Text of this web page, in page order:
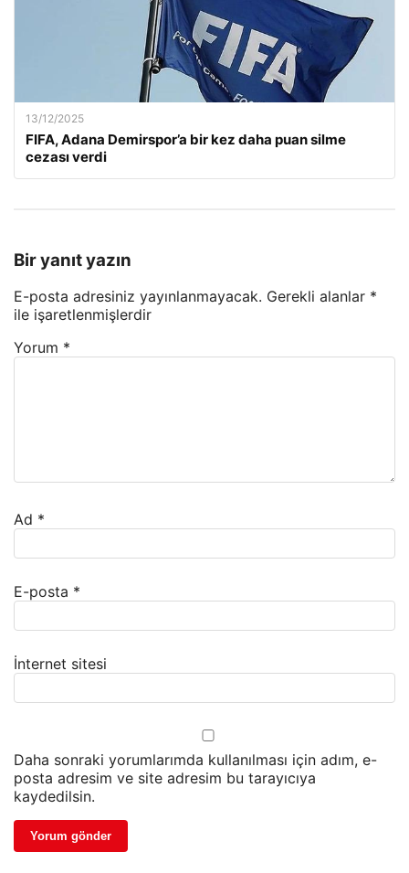
13/12/2025
FIFA, Adana Demirspor’a bir kez daha puan silme
cezası verdi
Bir yanıt yazın
E-posta adresiniz yayınlanmayacak. Gerekli alanlar *
ile işaretlenmişlerdir
Yorum *
Ad *
E-posta *
İnternet sitesi
Daha sonraki yorumlarımda kullanılması için adım, e-
posta adresim ve site adresim bu tarayıcıya
kaydedilsin.